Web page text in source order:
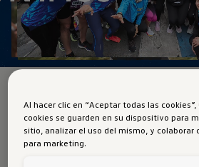
Conoce las
Al hacer clic en “Aceptar todas las
cookies se guarden en su dispositivo para
sitio, analizar el uso del mismo, y colaborar
para marketing.